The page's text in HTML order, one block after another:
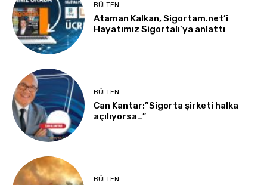
BÜLTEN
Ataman Kalkan, Sigortam.net’i
Hayatımız Sigortalı’ya anlattı
BÜLTEN
Can Kantar:”Sigorta şirketi halka
açılıyorsa…”
BÜLTEN